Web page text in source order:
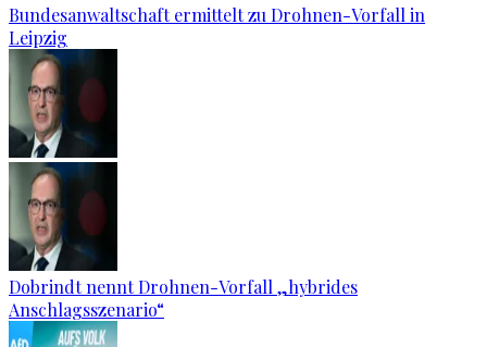
Bundesanwaltschaft ermittelt zu Drohnen-Vorfall in
Leipzig
Dobrindt nennt Drohnen-Vorfall „hybrides
Anschlagsszenario“